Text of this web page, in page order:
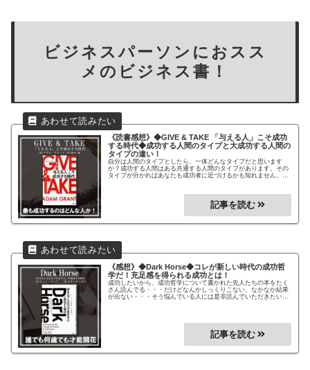
ビジネスパーソンにおスス
メのビジネス書！
《読書感想》◆GIVE & TAKE 「与える人」こそ成功
する時代◆成功する人間のタイプと大成功する人間の
タイプの違い！
自分は人間のタイプとしたら、一体どんなタイプだと思います
か？成功する人間はある共通する人間のタイプがあります。その
タイプが分かればあなたも成功者に近づけるかも知れません。大
《感想》◆Dark Horse◆コレが新しい時代の成功哲
学だ！充足感を得られる成功とは！
成功したいから、成功哲学について書かれた先人たちの本をたく
さん読んでる・・・だけどなんかしっくりこない、なかなか結果
が出ない・・・そう悩んでいる人には是非読んでいただきたい！